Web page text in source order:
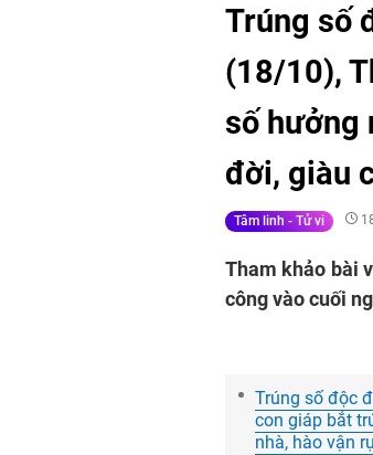
Trúng số
(18/10),
số hưởng
đời, giàu
Tâm linh - Tử vi
Tham khảo bài
công vào cuối
Trúng số độc
con giáp bắt
nhà, hào vận